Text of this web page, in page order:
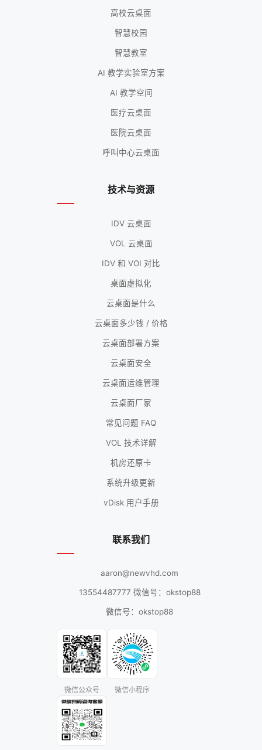
高校云桌面
智慧校园
智慧教室
AI 教学实验室方案
AI 教学空间
医疗云桌面
医院云桌面
呼叫中心云桌面
技术与资源
IDV 云桌面
VOL 云桌面
IDV 和 VOI 对比
桌面虚拟化
云桌面是什么
云桌面多少钱 / 价格
云桌面部署方案
云桌面安全
云桌面运维管理
云桌面厂家
常见问题 FAQ
VOL 技术详解
机房还原卡
系统升级更新
vDisk 用户手册
联系我们
aaron@newvhd.com
13554487777 微信号：okstop88
微信号：okstop88
微信公众号 微信小程序